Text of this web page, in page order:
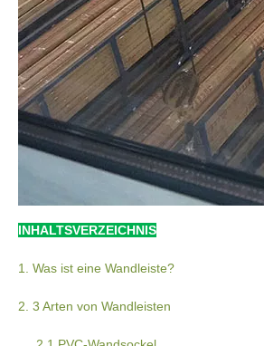
INHALTSVERZEICHNIS
1. Was ist eine Wandleiste?
2. 3 Arten von Wandleisten